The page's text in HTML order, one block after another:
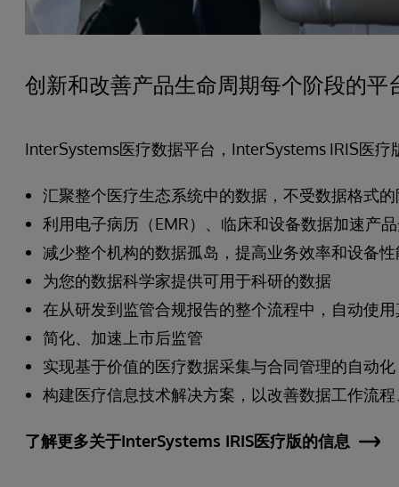
创新和改善产品生命周期每个阶段的平
InterSystems医疗数据平台，InterSystems IRIS医
汇聚整个医疗生态系统中的数据，不受数据格式
利用电子病历（EMR）、临床和设备数据加速产
减少整个机构的数据孤岛，提高业务效率和设备性
为您的数据科学家提供可用于科研的数据
在从研发到监管合规报告的整个流程中，自动使
简化、加速上市后监管
实现基于价值的医疗数据采集与合同管理的自动化
构建医疗信息技术解决方案，以改善数据工作流
了解更多关于InterSystems IRIS医疗版的信息